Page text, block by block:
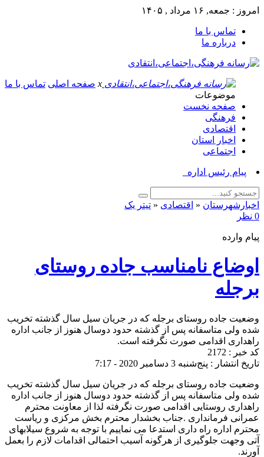
امروز : جمعه, ۱۶ مرداد , ۱۴۰۵
تماس با ما
درباره ما
x صفحه اصلی تماس با ما
موضوعات
صفحه نخست
فرهنگی
اقتصادی
اخبار استان
اجتماعی
پیام رئیس اداره فرهنگ_
اخبارشهرستان « اقتصادی « تیتر یک
0 نظر
پیام وارده
اوضاع نامناسب جاده روستای
برجله
وضعیت جاده روستای برجله که در جریان سیل سال گذشته تخریب
شده ولی متاسفانه پس از گذشته حدود دوسال هنوز از جانب اداره
راهداری اقدامی صورت نگرفته است.
کد خبر : 2172
تاریخ انتشار : پنج‌شنبه 3 دسامبر 2020 - 7:17
وضعیت جاده روستای برجله که در جریان سیل سال گذشته تخریب
شده ولی متاسفانه پس از گذشته حدود دوسال هنوز از جانب اداره
راهداری روستایی اقدامی صورت نگرفته لذا از معاونت محترم
عمرانی فرمانداری .جناب بخشدار محترم بخش مرکزی و ریاست
محترم اداره راه داری استدعا می نماییم با توجه به شروع سیلابهای
آتی وجهت جلوگیری از هرگونه آسیب احتمالی اقدامات لازم را بعمل
آورند.